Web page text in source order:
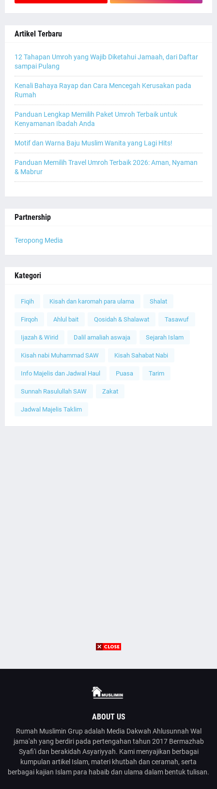
Artikel Terbaru
12 Tahapan Umroh yang Wajib Diketahui Jamaah, dari Daftar
sampai Pulang
Kenali Bahaya Rayap dan Cara Mencegah Kerusakan pada
Rumah
Panduan Lengkap Memilih Paket Umroh Terbaik untuk
Kenyamanan Ibadah Anda
Motif dan Warna Baju Muslim Wanita yang Lagi Hits!
Panduan Memilih Travel Umroh Terbaik 2026: Aman, Nyaman
& Mabrur
Partnership
Teropong Media
Kategori
Fiqih Kisah dan karomah para ulama Shalat
Firqoh Ahlul bait Qosidah & Shalawat Tasawuf
Ijazah & Wirid Dalil amaliah aswaja Sejarah Islam
Kisah nabi Muhammad SAW Kisah Sahabat Nabi
Info Majelis dan Jadwal Haul Puasa Tarim
Sunnah Rasulullah SAW Zakat
Jadwal Majelis Taklim
ABOUT US
Rumah Muslimin Grup adalah Media Dakwah Ahlusunnah Wal
jama'ah yang berdiri pada pertengahan tahun 2017 Bermazhab
Syafi'i dan berakidah Asyariyyah. Kami menyajikan berbagai
kumpulan artikel Islam, materi khutbah dan ceramah, serta
berbagai kajian Islam para habaib dan ulama dalam bentuk tulisan.